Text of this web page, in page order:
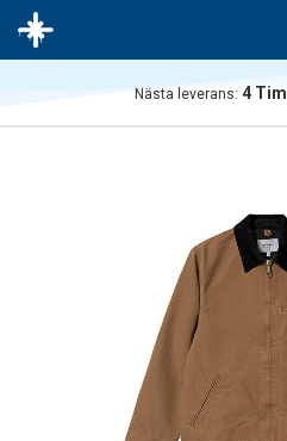
Nästa leverans: 4 Tim